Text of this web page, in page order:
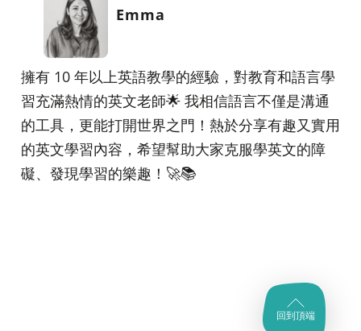
Emma
擁有 10 年以上英語教學的經驗，對教育和語言學
習充滿熱情的英文老師🌟 我相信語言不僅是溝通
的工具，更能打開世界之門！熱於分享有趣又實用
的英文學習內容，希望幫助大家克服學英文的障
礙、發現學習的樂趣！🚀📚
回到頂端